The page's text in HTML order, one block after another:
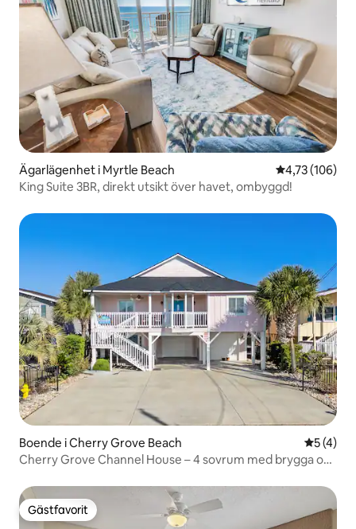
Ägarlägenhet i Myrtle Beach 4,73 av 5 i
4,73 (106)
King Suite 3BR, direkt utsikt över havet, ombyggd!
Boende i Cherry Grove Beach 5 av 5 i
5 (4)
Cherry Grove Channel House – 4 sovrum med brygga och
Gästfavorit
Gästfavorit